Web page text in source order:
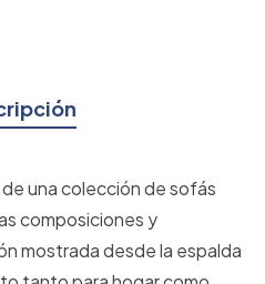
una colección de sofás
composiciones y
mostrada desde la espalda